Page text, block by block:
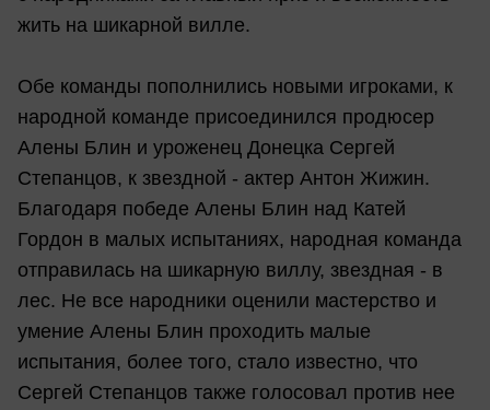
жить на шикарной вилле.
Обе команды пополнились новыми игроками, к
народной команде присоединился продюсер
Алены Блин и уроженец Донецка Сергей
Степанцов, к звездной - актер Антон Жижин.
Благодаря победе Алены Блин над Катей
Гордон в малых испытаниях, народная команда
отправилась на шикарную виллу, звездная - в
лес. Не все народники оценили мастерство и
умение Алены Блин проходить малые
испытания, более того, стало известно, что
Сергей Степанцов также голосовал против нее